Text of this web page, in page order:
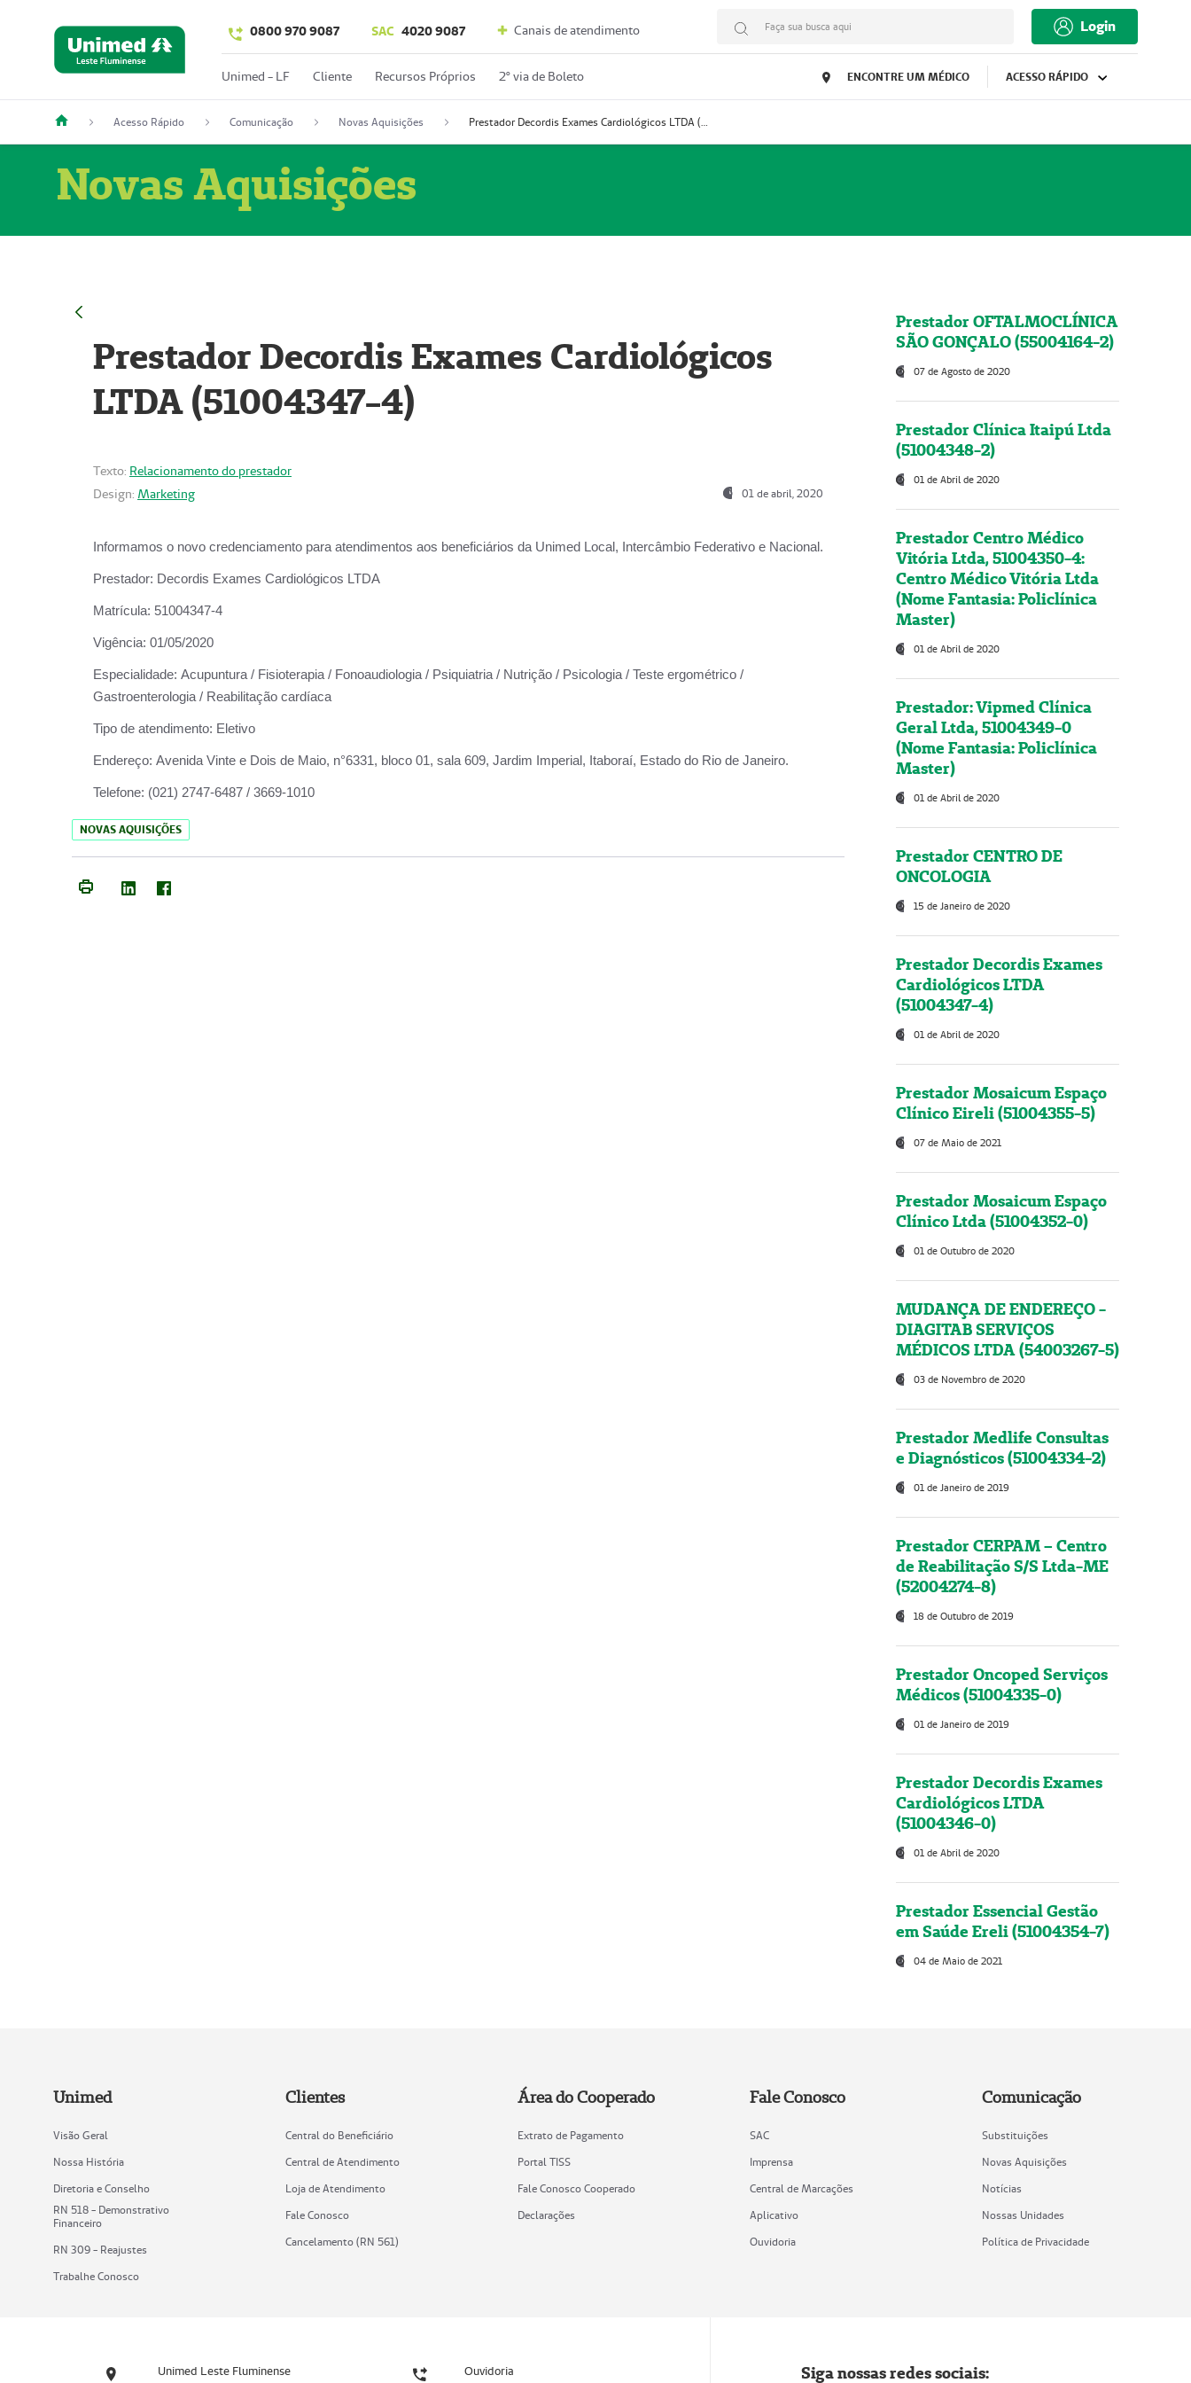
0800 970 9087 SAC 4020 9087 Canais de atendimento Faça sua busca aqui Login
Unimed - LF Cliente Recursos Próprios 2º via de Boleto ENCONTRE UM MÉDICO ACESSO RÁPIDO
Acesso Rápido Comunicação Novas Aquisições Prestador Decordis Exames Cardiológicos LTDA (51004347-4)
Novas Aquisições
Prestador Decordis Exames Cardiológicos
LTDA (51004347-4)
Texto: Relacionamento do prestador
Design: Marketing 01 de abril, 2020
Informamos o novo credenciamento para atendimentos aos beneficiários da Unimed Local, Intercâmbio Federativo e Nacional.
Prestador: Decordis Exames Cardiológicos LTDA
Matrícula: 51004347-4
Vigência: 01/05/2020
Especialidade: Acupuntura / Fisioterapia / Fonoaudiologia / Psiquiatria / Nutrição / Psicologia / Teste ergométrico /
Gastroenterologia / Reabilitação cardíaca
Tipo de atendimento: Eletivo
Endereço: Avenida Vinte e Dois de Maio, n°6331, bloco 01, sala 609, Jardim Imperial, Itaboraí, Estado do Rio de Janeiro.
Telefone: (021) 2747-6487 / 3669-1010
NOVAS AQUISIÇÕES
Prestador OFTALMOCLÍNICA
SÃO GONÇALO (55004164-2)
07 de Agosto de 2020
Prestador Clínica Itaipú Ltda
(51004348-2)
01 de Abril de 2020
Prestador Centro Médico
Vitória Ltda, 51004350-4:
Centro Médico Vitória Ltda
(Nome Fantasia: Policlínica
Master)
01 de Abril de 2020
Prestador: Vipmed Clínica
Geral Ltda, 51004349-0
(Nome Fantasia: Policlínica
Master)
01 de Abril de 2020
Prestador CENTRO DE
ONCOLOGIA
15 de Janeiro de 2020
Prestador Decordis Exames
Cardiológicos LTDA
(51004347-4)
01 de Abril de 2020
Prestador Mosaicum Espaço
Clínico Eireli (51004355-5)
07 de Maio de 2021
Prestador Mosaicum Espaço
Clínico Ltda (51004352-0)
01 de Outubro de 2020
MUDANÇA DE ENDEREÇO -
DIAGITAB SERVIÇOS
MÉDICOS LTDA (54003267-5)
03 de Novembro de 2020
Prestador Medlife Consultas
e Diagnósticos (51004334-2)
01 de Janeiro de 2019
Prestador CERPAM – Centro
de Reabilitação S/S Ltda-ME
(52004274-8)
18 de Outubro de 2019
Prestador Oncoped Serviços
Médicos (51004335-0)
01 de Janeiro de 2019
Prestador Decordis Exames
Cardiológicos LTDA
(51004346-0)
01 de Abril de 2020
Prestador Essencial Gestão
em Saúde Ereli (51004354-7)
04 de Maio de 2021
Unimed
Visão Geral
Nossa História
Diretoria e Conselho
RN 518 - Demonstrativo
Financeiro
RN 309 - Reajustes
Trabalhe Conosco
Clientes
Central do Beneficiário
Central de Atendimento
Loja de Atendimento
Fale Conosco
Cancelamento (RN 561)
Área do Cooperado
Extrato de Pagamento
Portal TISS
Fale Conosco Cooperado
Declarações
Fale Conosco
SAC
Imprensa
Central de Marcações
Aplicativo
Ouvidoria
Comunicação
Substituições
Novas Aquisições
Notícias
Nossas Unidades
Política de Privacidade
Unimed Leste Fluminense Ouvidoria Siga nossas redes sociais: